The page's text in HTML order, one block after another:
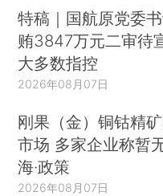
特稿｜国航原党委
贿3847万元二审待
大多数指控
2026年08月07日
刚果（金）铜钴精
市场 多家企业称暂
海·政策
2026年08月07日